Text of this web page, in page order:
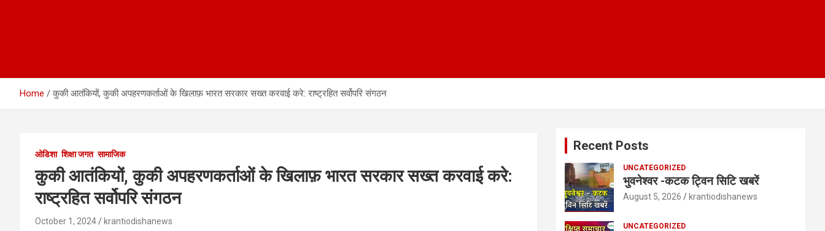
Home कुकी आतंकियों, कुकी अपहरणकर्ताओं के खिलाफ़ भारत सरकार सख्त करवाई करे: राष्ट्रहित सर्वोपरि संगठन
ओडिशा शिक्षा जगत सामाजिक
कुकी आतंकियों, कुकी अपहरणकर्ताओं के खिलाफ़ भारत सरकार सख्त करवाई करे:
राष्ट्रहित सर्वोपरि संगठन
October 1, 2024 krantiodishanews
Recent Posts
UNCATEGORIZED
भुवनेश्वर -कटक ट्विन सिटि खबरें
August 5, 2026 krantiodishanews
UNCATEGORIZED